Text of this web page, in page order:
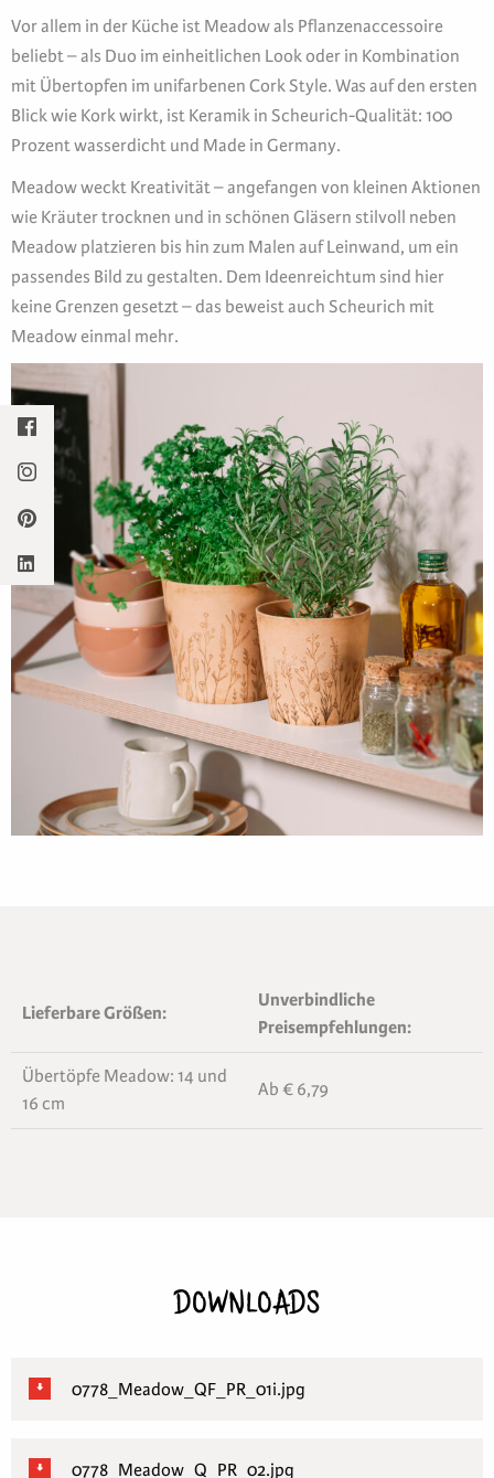
Vor allem in der Küche ist Meadow als Pflanzenaccessoire
beliebt – als Duo im einheitlichen Look oder in Kombination
mit Übertopfen im unifarbenen Cork Style. Was auf den ersten
Blick wie Kork wirkt, ist Keramik in Scheurich-Qualität: 100
Prozent wasserdicht und Made in Germany.
Meadow weckt Kreativität – angefangen von kleinen Aktionen
wie Kräuter trocknen und in schönen Gläsern stilvoll neben
Meadow platzieren bis hin zum Malen auf Leinwand, um ein
passendes Bild zu gestalten. Dem Ideenreichtum sind hier
keine Grenzen gesetzt – das beweist auch Scheurich mit
Meadow einmal mehr.
Lieferbare Größen:
Unverbindliche
Preisempfehlungen:
Übertöpfe Meadow: 14 und
16 cm
Ab € 6,79
DOWNLOADS
0778_Meadow_QF_PR_01i.jpg
0778_Meadow_Q_PR_02.jpg